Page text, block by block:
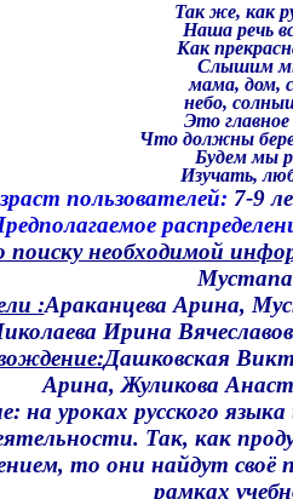
Так же, как
Наша речь
Как
Слышим
мама, дом,
небо,
Это
Что должны
Будем мы
Изучать,
пользователей: 7-9
необходимой
:Араканцева Арина,
Ирина
Дашковская
Арина, Жуликова
: на уроках русского
Так, как
то они найдут своё
рамках